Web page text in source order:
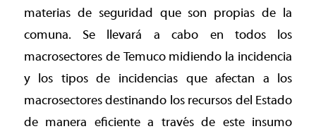
materias de seguridad que son propias de la
comuna. Se llevará a cabo en todos los
macrosectores de Temuco midiendo la incidencia
y los tipos de incidencias que afectan a los
macrosectores destinando los recursos del Estado
de manera eficiente a través de este insumo